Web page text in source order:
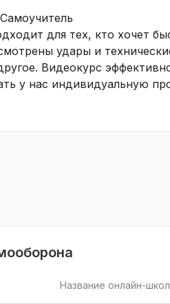
для тех, кто хочет
удары и
Видеокурс
у нас индивидуальную
Название онлайн-